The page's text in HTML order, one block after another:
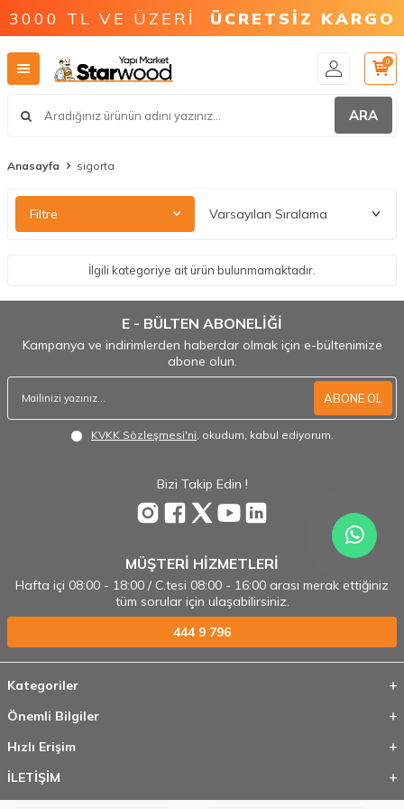
3000 TL VE ÜZERİ ÜCRETSİZ KARGO
ARA
0
Anasayfa sigorta
Filtre
İlgili kategoriye ait ürün bulunmamaktadır.
E - BÜLTEN ABONELİĞİ
Kampanya ve indirimlerden haberdar olmak için e-bültenimize
abone olun.
ABONE OL
KVKK Sözleşmesi'ni, okudum, kabul ediyorum.
Bizi Takip Edin !
MÜŞTERİ HİZMETLERİ
Hafta içi 08:00 - 18:00 / C.tesi 08:00 - 16:00 arası merak ettiğiniz
tüm sorular için ulaşabilirsiniz.
444 9 796
Kategoriler
Önemli Bilgiler
Hızlı Erişim
İLETİŞİM